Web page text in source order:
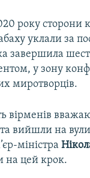
року сторони
уклали за
завершила
у зону
миротворців.
вірменів
вийшли на
міністра
на цей крок.